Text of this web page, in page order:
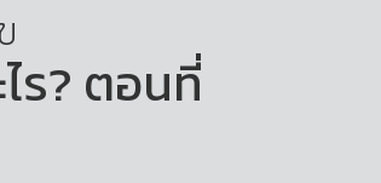
ร? ตอนที่